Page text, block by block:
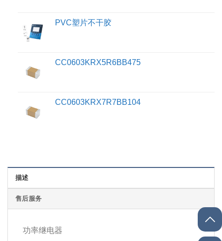
PVC塑片不干胶
CC0603KRX5R6BB475
CC0603KRX7R7BB104
描述
售后服务
功率继电器